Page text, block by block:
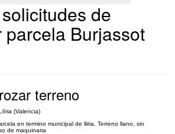
de
parcela Burjassot
terreno
(Valencia)
en termino municipal de lliria. Terreno llano, sin
de maquinaria